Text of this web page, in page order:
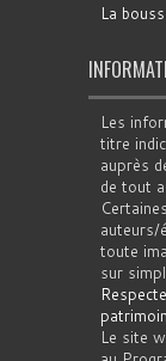
La
Les
titre
auprès
de tout
auteurs/
toute
sur
Le site